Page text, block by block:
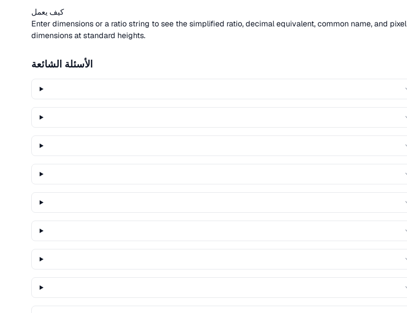
كيف يعمل
Enter dimensions or a ratio string to see the simplified ratio, decimal equivalent, common name, and pixel
dimensions at standard heights.
الأسئلة الشائعة